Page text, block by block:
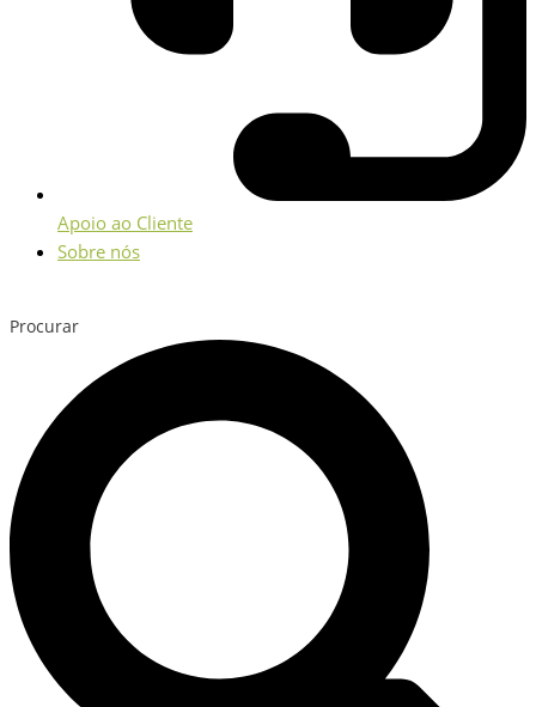
Apoio ao Cliente
Sobre nós
Procurar